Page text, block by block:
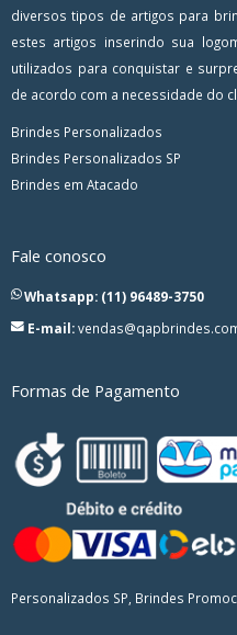
diversos tipos de artigos para
estes artigos inserindo sua
utilizados para conquistar e
de acordo com a necessidade do
Brindes Personalizados
Brindes Personalizados SP
Brindes em Atacado
Fale conosco
Whatsapp: (11) 96489-3750
E-mail:
Formas de Pagamento
Personalizados SP, Brindes